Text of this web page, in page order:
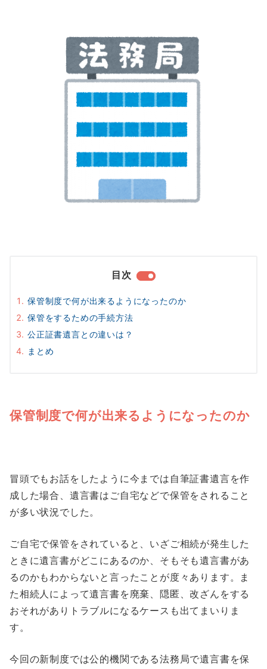
目次
保管制度で何が出来るようになったのか
保管をするための手続方法
公正証書遺言との違いは？
まとめ
保管制度で何が出来るようになったのか
冒頭でもお話をしたように今までは自筆証書遺言を作
成した場合、遺言書はご自宅などで保管をされること
が多い状況でした。
ご自宅で保管をされていると、いざご相続が発生した
ときに遺言書がどこにあるのか、そもそも遺言書があ
るのかもわからないと言ったことが度々あります。ま
た相続人によって遺言書を廃棄、隠匿、改ざんをする
おそれがありトラブルになるケースも出てまいりま
す。
今回の新制度では公的機関である法務局で遺言書を保